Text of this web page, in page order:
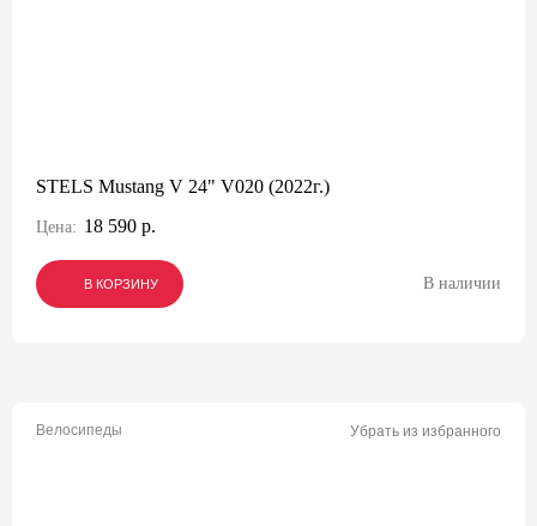
STELS Mustang V 24" V020 (2022г.)
Цена: 18 590 р.
В КОРЗИНУ
В КОРЗИНУ
В КОРЗИНУ В наличии
Велосипеды Убрать из избранного